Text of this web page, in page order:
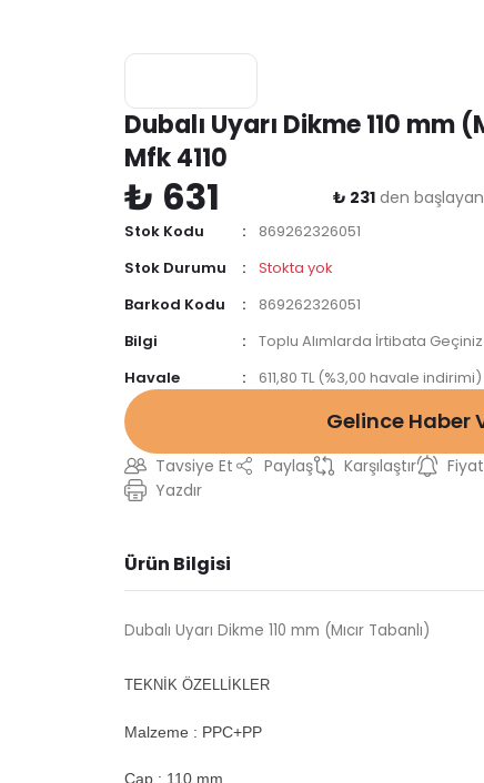
Dubalı Uyarı Dikme 110 mm
Mfk 4110
₺ 631 ₺ 231 den
Stok Kodu
869262326051
Stok Durumu
Stokta yok
Barkod Kodu
869262326051
Bilgi
Toplu Alımlarda İrtibata Geçiniz
Havale
611,80 TL (%3,00 havale indirimi)
Gelince Haber
Tavsiye Et Paylaş Karşılaştır
Yazdır
Ürün Bilgisi
Dubalı Uyarı Dikme 110 mm (Mıcır Tabanlı)
TEKNİK ÖZELLİKLER
Malzeme : PPC+PP
Çap : 110 mm